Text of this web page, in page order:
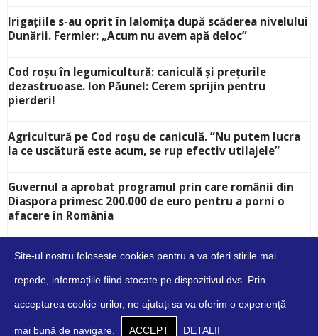
Irigațiile s-au oprit în Ialomița după scăderea nivelului
Dunării. Fermier: „Acum nu avem apă deloc”
Cod roșu în legumicultură: caniculă și prețurile
dezastruoase. Ion Păunel: Cerem sprijin pentru
pierderi!
Agricultură pe Cod roșu de caniculă. ”Nu putem lucra
la ce uscătură este acum, se rup efectiv utilajele”
Guvernul a aprobat programul prin care românii din
Diaspora primesc 200.000 de euro pentru a porni o
afacere în România
Despre Contact Cookies Confidențialitate
Site-ul nostru folosește cookies pentru a va oferi știrile mai
repede, informațiile fiind stocate pe dispozitivul dvs. Prin
acceptarea cookie-urilor, ne ajutați sa va oferim o experiență
mai bună de navigare. ACCEPT DETALII